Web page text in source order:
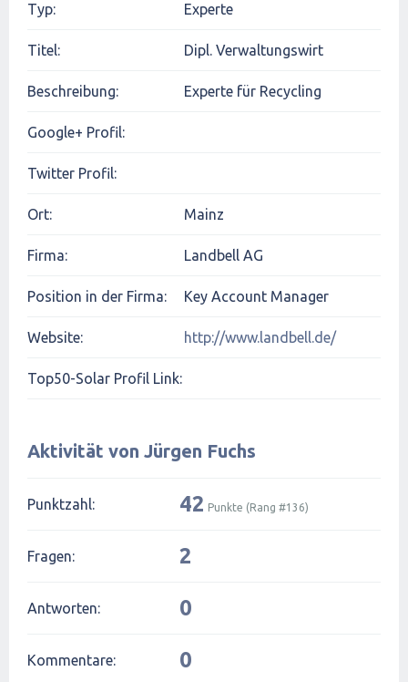
Typ: Experte
Titel: Dipl. Verwaltungswirt
Beschreibung: Experte für Recycling
Google+ Profil:
Twitter Profil:
Ort: Mainz
Firma: Landbell AG
Position in der Firma: Key Account Manager
Website: http://www.landbell.de/
Top50-Solar Profil Link:
Aktivität von Jürgen Fuchs
Punktzahl: 42 Punkte (Rang #136)
Fragen: 2
Antworten: 0
Kommentare: 0